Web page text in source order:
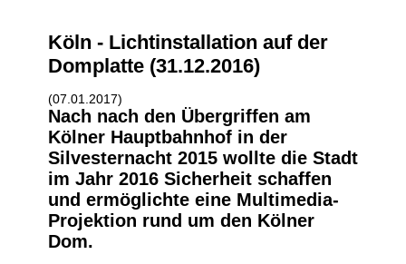
Köln - Lichtinstallation auf der
Domplatte (31.12.2016)
(07.01.2017)
Nach nach den Übergriffen am
Kölner Hauptbahnhof in der
Silvesternacht 2015 wollte die Stadt
im Jahr 2016 Sicherheit schaffen
und ermöglichte eine Multimedia-
Projektion rund um den Kölner
Dom.